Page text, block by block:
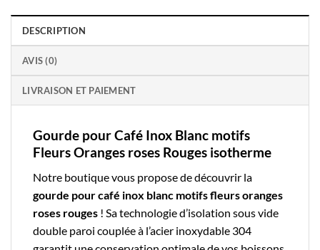
DESCRIPTION
AVIS (0)
LIVRAISON ET PAIEMENT
Gourde pour Café Inox Blanc motifs
Fleurs Oranges roses Rouges isotherme
Notre boutiquevous propose de découvrir la
gourde pour café inox blanc motifs fleurs oranges
roses rouges ! Sa technologie d’isolation sous vide
double paroi couplée à l’acier inoxydable 304